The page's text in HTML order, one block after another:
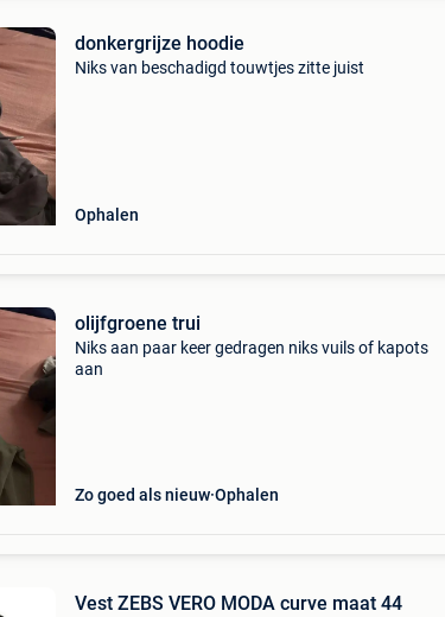
donkergrijze hoodie
Niks van beschadigd touwtjes zitte juist
Ophalen
olijfgroene trui
Niks aan paar keer gedragen niks vuils of kapots
aan
Zo goed als nieuw Ophalen
Vest ZEBS VERO MODA curve maat 44